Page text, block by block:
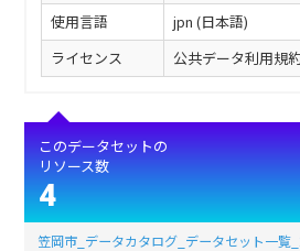
使用言語
jpn (日本語)
ライセンス
公共データ利用規
このデータセットの
リソース数
4
笠岡市_データカタログ_データセット一覧